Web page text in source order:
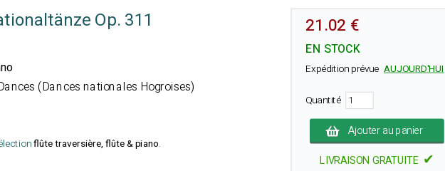
Op. 311
(Dances nationales Hogroises)
flûte traversière, flûte & piano.
21.02 €
EN STOCK
Expédition prévue AUJOURD'HUI
Quantité
Ajouter au panier
LIVRAISON GRATUITE ✔